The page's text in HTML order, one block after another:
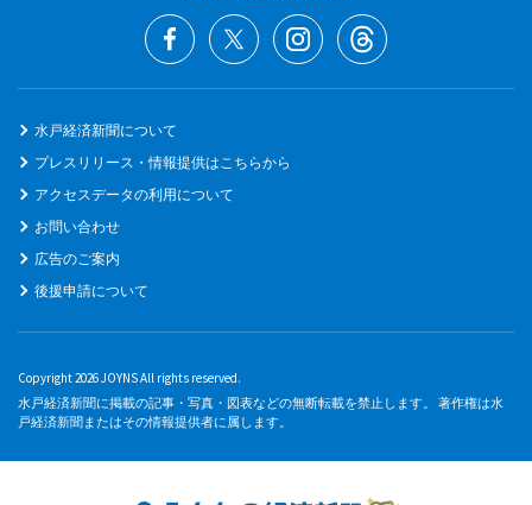
水戸経済新聞について
プレスリリース・情報提供はこちらから
アクセスデータの利用について
お問い合わせ
広告のご案内
後援申請について
Copyright 2026 JOYNS All rights reserved.
水戸経済新聞に掲載の記事・写真・図表などの無断転載を禁止します。 著作権は水
戸経済新聞またはその情報提供者に属します。